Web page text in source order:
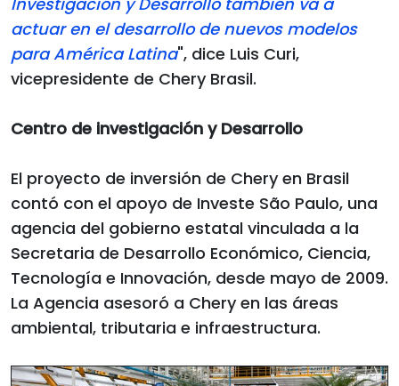
actuar en el desarrollo de nuevos modelos
para América Latina", dice Luis Curi,
vicepresidente de Chery Brasil.
Centro de investigación y Desarrollo
El proyecto de inversión de Chery en Brasil
contó con el apoyo de Investe São Paulo, una
agencia del gobierno estatal vinculada a la
Secretaria de Desarrollo Económico, Ciencia,
Tecnología e Innovación, desde mayo de 2009.
La Agencia asesoró a Chery en las áreas
ambiental, tributaria e infraestructura.